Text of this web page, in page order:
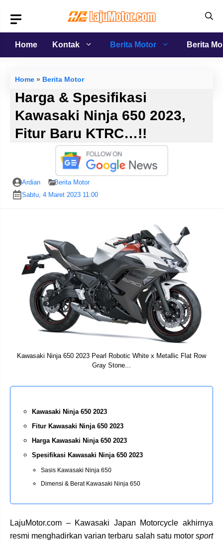
isi
Home
Kontak Berita Motor Berita
Home » Berita Motor
Harga & Spesifikasi
Kawasaki Ninja 650 2023,
Fitur Baru KTRC…!!
Ardian
Berita Motor
Sabtu, 4 Maret 2023 11:00
Kawasaki Ninja 650 2023 Pearl Robotic White x Metallic Flat Row
Gray Stone...
Kawasaki Ninja 650 2023
Fitur Kawasaki Ninja 650 2023
Harga Kawasaki Ninja 650 2023
Spesifikasi Kawasaki Ninja 650 2023
Sasis Kawasaki Ninja 650
Dimensi & Berat Kawasaki Ninja 650
LajuMotor.com – Kawasaki Japan Motorcycle akhirnya
resmi menghadirkan varian terbaru salah satu motor sport